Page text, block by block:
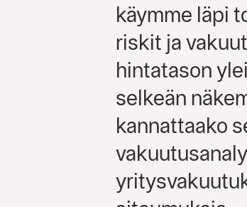
käymme läpi
riskit ja
hintatason
selkeän
kannattaako